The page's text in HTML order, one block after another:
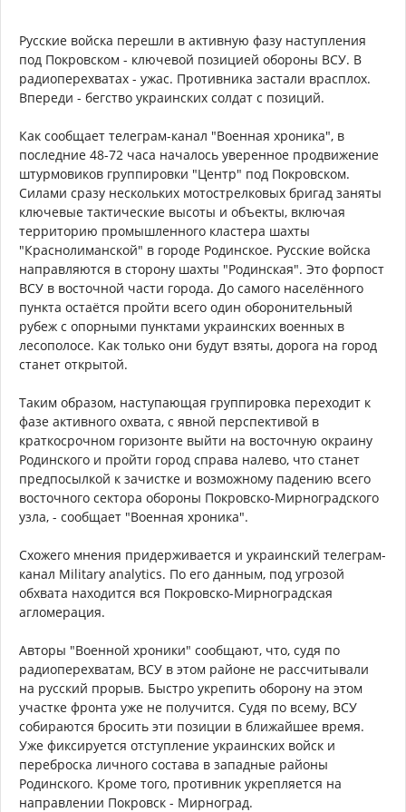
Русские войска перешли в активную фазу наступления
под Покровском - ключевой позицией обороны ВСУ. В
радиоперехватах - ужас. Противника застали врасплох.
Впереди - бегство украинских солдат с позиций.
Как сообщает телеграм-канал "Военная хроника", в
последние 48-72 часа началось уверенное продвижение
штурмовиков группировки "Центр" под Покровском.
Силами сразу нескольких мотострелковых бригад заняты
ключевые тактические высоты и объекты, включая
территорию промышленного кластера шахты
"Краснолиманской" в городе Родинское. Русские войска
направляются в сторону шахты "Родинская". Это форпост
ВСУ в восточной части города. До самого населённого
пункта остаётся пройти всего один оборонительный
рубеж с опорными пунктами украинских военных в
лесополосе. Как только они будут взяты, дорога на город
станет открытой.
Таким образом, наступающая группировка переходит к
фазе активного охвата, с явной перспективой в
краткосрочном горизонте выйти на восточную окраину
Родинского и пройти город справа налево, что станет
предпосылкой к зачистке и возможному падению всего
восточного сектора обороны Покровско-Мирноградского
узла, - сообщает "Военная хроника".
Схожего мнения придерживается и украинский телеграм-
канал Military analytics. По его данным, под угрозой
обхвата находится вся Покровско-Мирноградская
агломерация.
Авторы "Военной хроники" сообщают, что, судя по
радиоперехватам, ВСУ в этом районе не рассчитывали
на русский прорыв. Быстро укрепить оборону на этом
участке фронта уже не получится. Судя по всему, ВСУ
собираются бросить эти позиции в ближайшее время.
Уже фиксируется отступление украинских войск и
переброска личного состава в западные районы
Родинского. Кроме того, противник укрепляется на
направлении Покровск - Мирноград.